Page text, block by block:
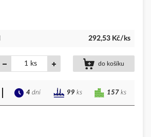
292,53 Kč/ks
ks do košíku
157 ks
4 dní 99 ks